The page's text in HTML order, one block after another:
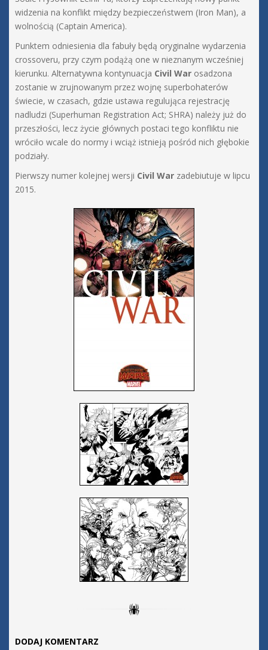
widzenia na konflikt między bezpieczeństwem (Iron Man), a
wolnością (Captain America).
Punktem odniesienia dla fabuły będą oryginalne wydarzenia
crossoveru, przy czym podążą one w nieznanym wcześniej
kierunku. Alternatywna kontynuacja Civil War osadzona
zostanie w zrujnowanym przez wojnę superbohaterów
świecie, w czasach, gdzie ustawa regulująca rejestrację
nadludzi (Superhuman Registration Act; SHRA) należy już do
przeszłości, lecz życie głównych postaci tego konfliktu nie
wróciło wcale do normy i wciąż istnieją pośród nich głębokie
podziały.
Pierwszy numer kolejnej wersji Civil War zadebiutuje w lipcu
2015.
DODAJ KOMENTARZ